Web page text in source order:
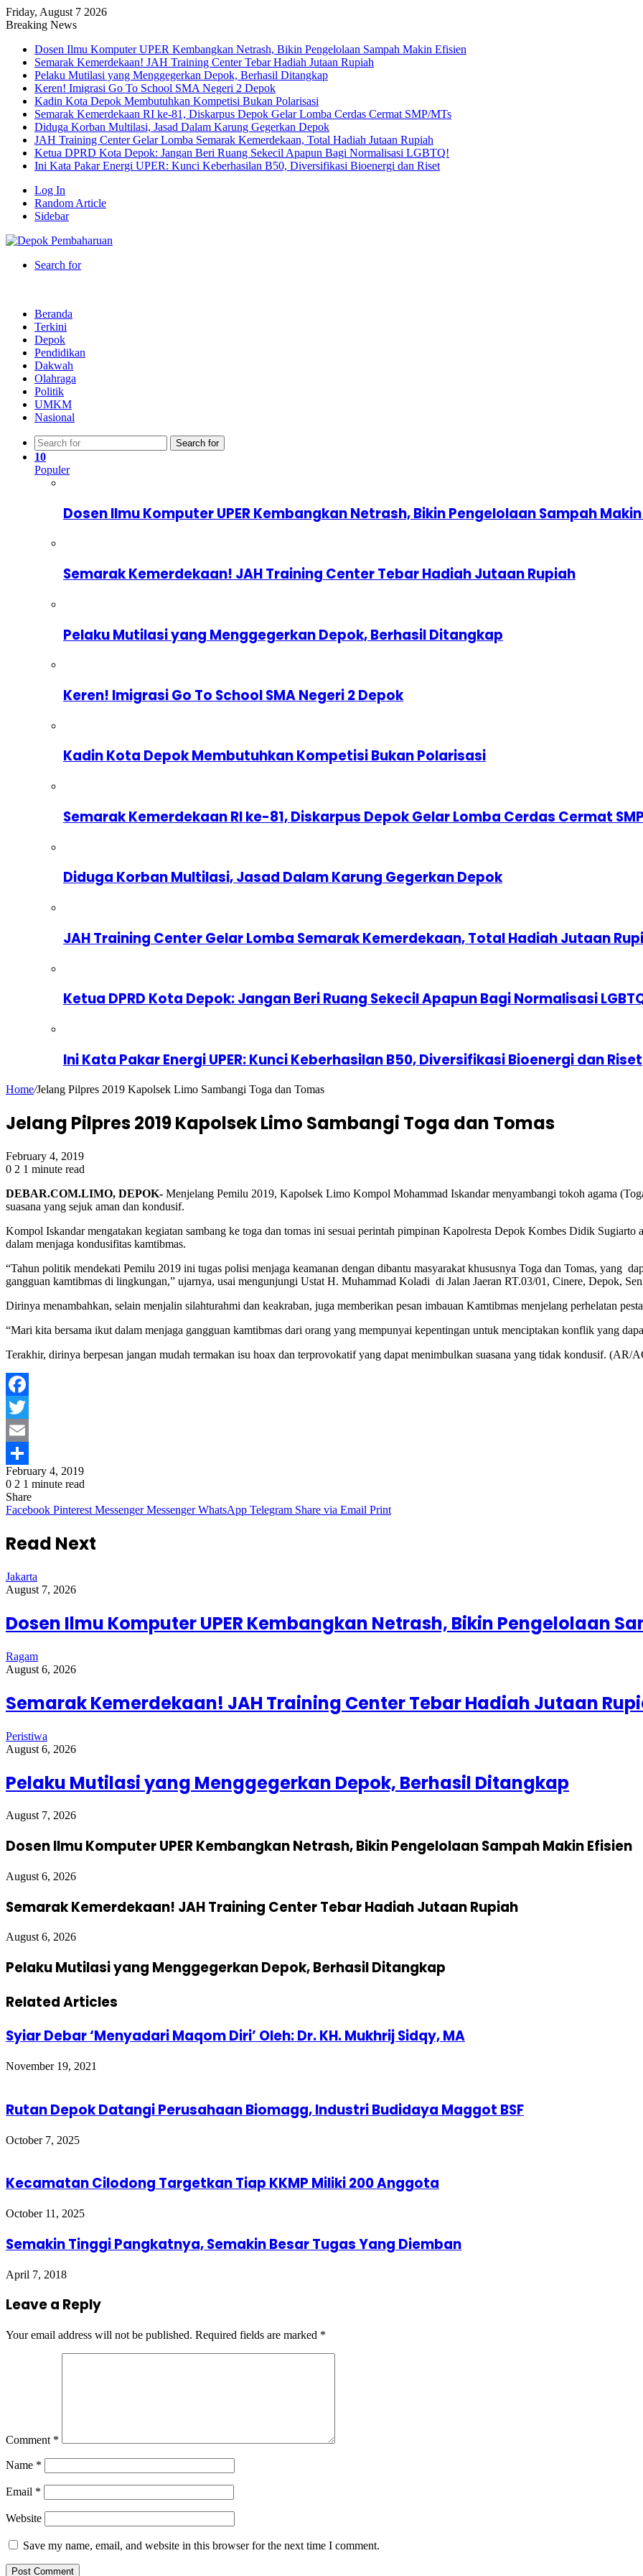
Friday, August 7 2026
Breaking News
Dosen Ilmu Komputer UPER Kembangkan Netrash, Bikin Pengelolaan Sampah Makin Efisien
Semarak Kemerdekaan! JAH Training Center Tebar Hadiah Jutaan Rupiah
Pelaku Mutilasi yang Menggegerkan Depok, Berhasil Ditangkap
Keren! Imigrasi Go To School SMA Negeri 2 Depok
Kadin Kota Depok Membutuhkan Kompetisi Bukan Polarisasi
Semarak Kemerdekaan RI ke-81, Diskarpus Depok Gelar Lomba Cerdas Cermat SMP/MTs
Diduga Korban Multilasi, Jasad Dalam Karung Gegerkan Depok
JAH Training Center Gelar Lomba Semarak Kemerdekaan, Total Hadiah Jutaan Rupiah
Ketua DPRD Kota Depok: Jangan Beri Ruang Sekecil Apapun Bagi Normalisasi LGBTQ!
Ini Kata Pakar Energi UPER: Kunci Keberhasilan B50, Diversifikasi Bioenergi dan Riset
Log In
Random Article
Sidebar
Search for
Beranda
Terkini
Depok
Pendidikan
Dakwah
Olahraga
Politik
UMKM
Nasional
Search for
10
Populer
Dosen Ilmu Komputer UPER Kembangkan Netrash, Bikin Pengelolaan Sampah
Semarak Kemerdekaan! JAH Training Center Tebar Hadiah Jutaan Rupiah
Pelaku Mutilasi yang Menggegerkan Depok, Berhasil Ditangkap
Keren! Imigrasi Go To School SMA Negeri 2 Depok
Kadin Kota Depok Membutuhkan Kompetisi Bukan Polarisasi
Semarak Kemerdekaan RI ke-81, Diskarpus Depok Gelar Lomba Cerdas Cermat
Diduga Korban Multilasi, Jasad Dalam Karung Gegerkan Depok
JAH Training Center Gelar Lomba Semarak Kemerdekaan, Total Hadiah Jutaan
Ketua DPRD Kota Depok: Jangan Beri Ruang Sekecil Apapun Bagi Normalisasi
Ini Kata Pakar Energi UPER: Kunci Keberhasilan B50, Diversifikasi Bioenergi dan Riset
Home/Jelang Pilpres 2019 Kapolsek Limo Sambangi Toga dan Tomas
Jelang Pilpres 2019 Kapolsek Limo Sambangi Toga dan Tomas
February 4, 2019
0 2 1 minute read
DEBAR.COM.LIMO, DEPOK- Menjelang Pemilu 2019, Kapolsek Limo Kompol Mohammad Iskandar menyambangi tokoh agama
suasana yang sejuk aman dan kondusif.
Kompol Iskandar mengatakan kegiatan sambang ke toga dan tomas ini sesuai perintah pimpinan Kapolresta Depok Kombes Didik Sugiarto
dalam menjaga kondusifitas kamtibmas.
“Tahun politik mendekati Pemilu 2019 ini tugas polisi menjaga keamanan dengan dibantu masyarakat khususnya Toga dan Tomas, yang
gangguan kamtibmas di lingkungan,” ujarnya, usai mengunjungi Ustat H. Muhammad Koladi di Jalan Jaeran RT.03/01, Cinere, Depok,
Dirinya menambahkan, selain menjalin silahturahmi dan keakraban, juga memberikan pesan imbauan Kamtibmas menjelang perhelatan
“Mari kita bersama ikut dalam menjaga gangguan kamtibmas dari orang yang mempunyai kepentingan untuk menciptakan konflik yang
Terakhir, dirinya berpesan jangan mudah termakan isu hoax dan terprovokatif yang dapat menimbulkan suasana yang tidak kondusif. (AR/
Facebook
Twitter
Email
Share
February 4, 2019
0 2 1 minute read
Share
Facebook Pinterest Messenger Messenger WhatsApp Telegram Share via Email Print
Read Next
Jakarta
August 7, 2026
Dosen Ilmu Komputer UPER Kembangkan Netrash, Bikin Pengelolaan
Ragam
August 6, 2026
Semarak Kemerdekaan! JAH Training Center Tebar Hadiah Jutaan
Peristiwa
August 6, 2026
Pelaku Mutilasi yang Menggegerkan Depok, Berhasil Ditangkap
August 7, 2026
Dosen Ilmu Komputer UPER Kembangkan Netrash, Bikin Pengelolaan Sampah Makin Efisien
August 6, 2026
Semarak Kemerdekaan! JAH Training Center Tebar Hadiah Jutaan Rupiah
August 6, 2026
Pelaku Mutilasi yang Menggegerkan Depok, Berhasil Ditangkap
Related Articles
Syiar Debar ‘Menyadari Maqom Diri’ Oleh: Dr. KH. Mukhrij Sidqy, MA
November 19, 2021
Rutan Depok Datangi Perusahaan Biomagg, Industri Budidaya Maggot BSF
October 7, 2025
Kecamatan Cilodong Targetkan Tiap KKMP Miliki 200 Anggota
October 11, 2025
Semakin Tinggi Pangkatnya, Semakin Besar Tugas Yang Diemban
April 7, 2018
Leave a Reply
Your email address will not be published. Required fields are marked *
Comment *
Name *
Email *
Website
Save my name, email, and website in this browser for the next time I comment.